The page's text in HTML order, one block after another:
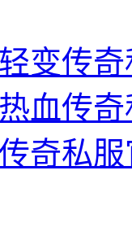
变传
血传
奇私